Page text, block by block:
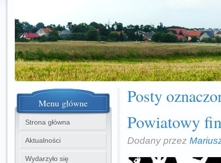
Posty
Powiatowy
Dodany przez
Menu główne
Strona główna
Aktualności
Wydarzyło się